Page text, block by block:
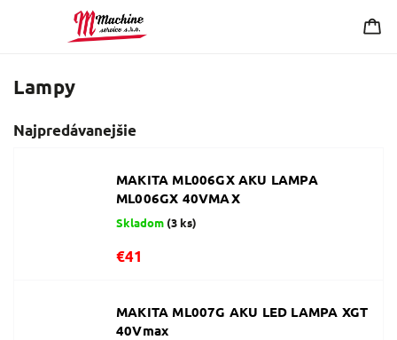
Lampy
Najpredávanejšie
MAKITA ML006GX AKU LAMPA
ML006GX 40VMAX
Skladom (3 ks)
€41
MAKITA ML007G AKU LED LAMPA XGT
40Vmax